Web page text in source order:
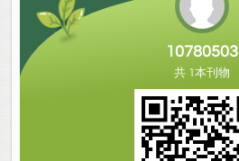
10780503
共 1本刊物